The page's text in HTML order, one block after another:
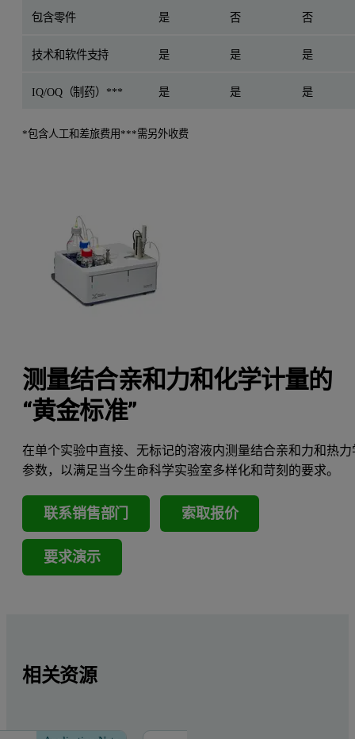
包含零件 是 否 否
技术和软件支持 是 是 是
IQ/OQ（制药）*** 是 是 是
*包含人工和差旅费用 ***需另外收费
测量结合亲和力和化学计量的
“黄金标准”
在单个实验中直接、无标记的溶液内测量结合亲和力和热力
参数，以满足当今生命科学实验室多样化和苛刻的要求。
联系销售部门 索取报价
要求演示
相关资源